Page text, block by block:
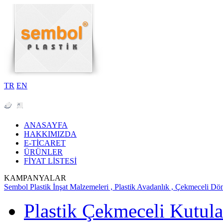
TR EN
ANASAYFA
HAKKIMIZDA
E-TİCARET
ÜRÜNLER
FİYAT LİSTESİ
KAMPANYALAR
Sembol Plastik İnşat Malzemeleri , Plastik Avadanlık , Çekmeceli
Plastik Çekmeceli